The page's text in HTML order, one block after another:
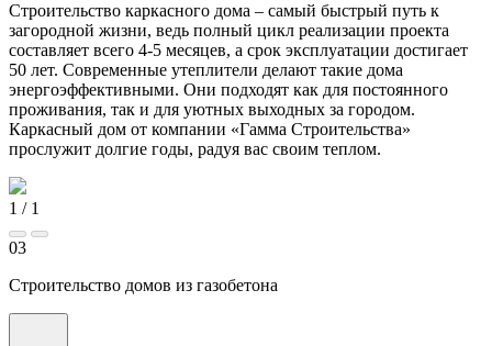
Строительство каркасного дома – самый быстрый путь к
загородной жизни, ведь полный цикл реализации проекта
составляет всего 4-5 месяцев, а срок эксплуатации достигает
50 лет. Современные утеплители делают такие дома
энергоэффективными. Они подходят как для постоянного
проживания, так и для уютных выходных за городом.
Каркасный дом от компании «Гамма Строительства»
прослужит долгие годы, радуя вас своим теплом.
1 / 1
03
Строительство домов из газобетона